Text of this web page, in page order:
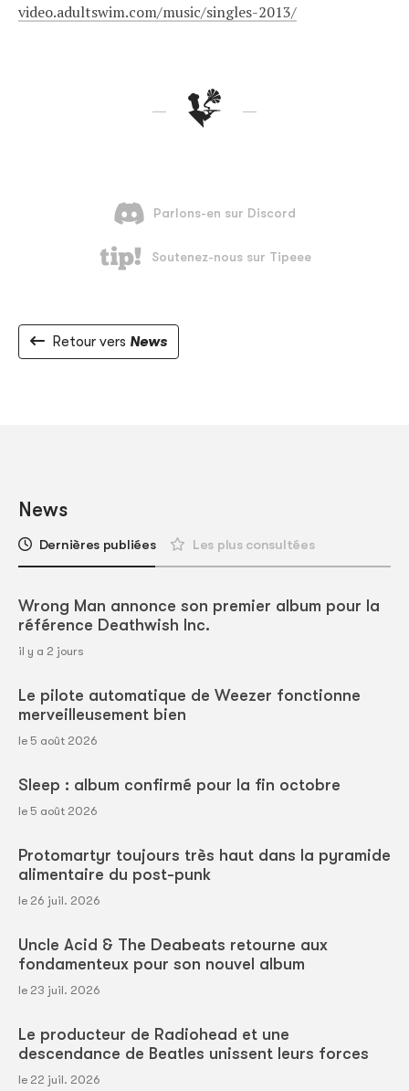
video.adultswim.com/music/singles-2013/
Retour vers News
News
Dernières publiées Les plus consultées
Wrong Man annonce son premier album pour la
référence Deathwish Inc.
il y a 2 jours
Le pilote automatique de Weezer fonctionne
merveilleusement bien
le 5 août 2026
Sleep : album confirmé pour la fin octobre
le 5 août 2026
Protomartyr toujours très haut dans la pyramide
alimentaire du post-punk
le 26 juil. 2026
Uncle Acid & The Deabeats retourne aux
fondamenteux pour son nouvel album
le 23 juil. 2026
Le producteur de Radiohead et une
descendance de Beatles unissent leurs forces
le 22 juil. 2026